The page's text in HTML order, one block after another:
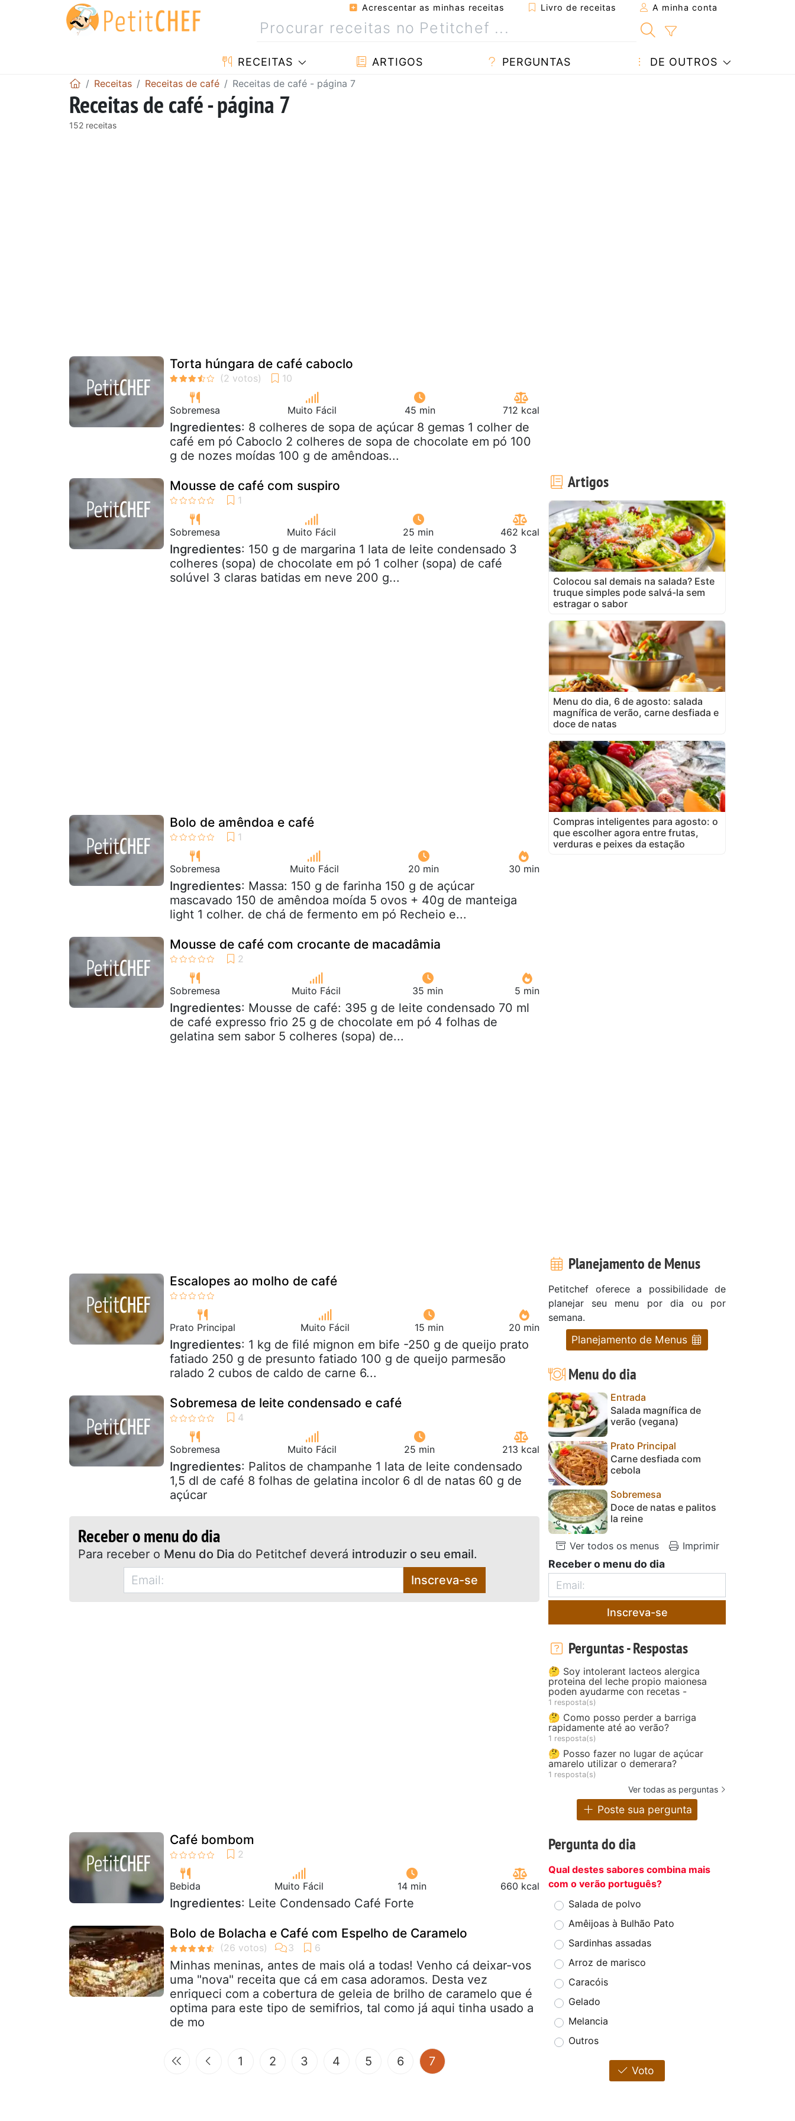
Acrescentar as minhas receitas Livro de receitas A minha conta
RECEITAS ARTIGOS PERGUNTAS DE OUTROS
Receitas Receitas de café Receitas de café - página 7
Receitas de café - página 7
152 receitas
Torta húngara de café caboclo
Sobremesa Muito Fácil 45 min 712 kcal
Ingredientes: 8 colheres de sopa de açúcar 8 gemas 1 colher de
café em pó Caboclo 2 colheres de sopa de chocolate em pó 100
g de nozes moídas 100 g de amêndoas...
Mousse de café com suspiro
Sobremesa Muito Fácil 25 min 462 kcal
Ingredientes: 150 g de margarina 1 lata de leite condensado 3
colheres (sopa) de chocolate em pó 1 colher (sopa) de café
solúvel 3 claras batidas em neve 200 g...
Bolo de amêndoa e café
Sobremesa Muito Fácil 20 min 30 min
Ingredientes: Massa: 150 g de farinha 150 g de açúcar
mascavado 150 de amêndoa moída 5 ovos + 40g de manteiga
light 1 colher. de chá de fermento em pó Recheio e...
Mousse de café com crocante de macadâmia
Sobremesa Muito Fácil 35 min 5 min
Ingredientes: Mousse de café: 395 g de leite condensado 70 ml
de café expresso frio 25 g de chocolate em pó 4 folhas de
gelatina sem sabor 5 colheres (sopa) de...
Escalopes ao molho de café
Prato Principal Muito Fácil 15 min 20 min
Ingredientes: 1 kg de filé mignon em bife -250 g de queijo prato
fatiado 250 g de presunto fatiado 100 g de queijo parmesão
ralado 2 cubos de caldo de carne 6...
Sobremesa de leite condensado e café
Sobremesa Muito Fácil 25 min 213 kcal
Ingredientes: Palitos de champanhe 1 lata de leite condensado
1,5 dl de café 8 folhas de gelatina incolor 6 dl de natas 60 g de
açúcar
Receber o menu do dia
Para receber o Menu do Dia do Petitchef deverá introduzir o seu email.
Inscreva-se
Café bombom
Bebida Muito Fácil 14 min 660 kcal
Ingredientes: Leite Condensado Café Forte
Bolo de Bolacha e Café com Espelho de Caramelo
Minhas meninas, antes de mais olá a todas! Venho cá deixar-vos
uma "nova" receita que cá em casa adoramos. Desta vez
enriqueci com a cobertura de geleia de brilho de caramelo que é
optima para este tipo de semifrios, tal como já aqui tinha usado a
de mo
1 2 3 4 5 6 7(current)
Artigos
Colocou sal demais na salada? Este
truque simples pode salvá-la sem
estragar o sabor
Menu do dia, 6 de agosto: salada
magnífica de verão, carne desfiada e
doce de natas
Compras inteligentes para agosto: o
que escolher agora entre frutas,
verduras e peixes da estação
Planejamento de Menus
Petitchef oferece a possibilidade de
planejar seu menu por dia ou por
semana.
Planejamento de Menus
Menu do dia
Entrada
Salada magnífica de
verão (vegana)
Prato Principal
Carne desfiada com
cebola
Sobremesa
Doce de natas e palitos
la reine
Ver todos os menus Imprimir
Receber o menu do dia
Inscreva-se
Perguntas - Respostas
🤔 Soy intolerant lacteos alergica
proteina del leche propio maionesa
poden ayudarme con recetas -
1 resposta(s)
🤔 Como posso perder a barriga
rapidamente até ao verão?
1 resposta(s)
🤔 Posso fazer no lugar de açúcar
amarelo utilizar o demerara?
1 resposta(s)
Ver todas as perguntas
Poste sua pergunta
Pergunta do dia
Qual destes sabores combina mais
com o verão português?
Salada de polvo
Amêijoas à Bulhão Pato
Sardinhas assadas
Arroz de marisco
Caracóis
Gelado
Melancia
Outros
Voto